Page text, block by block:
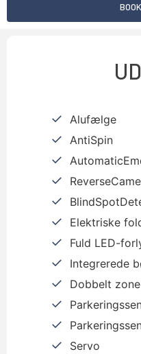
Alufælge
AntiSpin
Elektriske
Fuld LED-
Integrerede
Dobbelt
Servo